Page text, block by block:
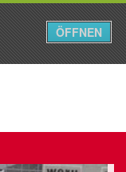
Menü
ÖFFNEN